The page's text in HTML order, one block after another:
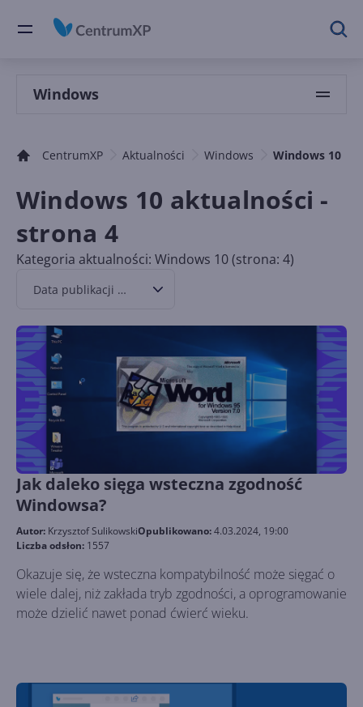
Windows
CentrumXP Aktualności Windows Windows 10
Windows 10 aktualności -
strona 4
Kategoria aktualności: Windows 10 (strona: 4)
Data publikacji malejąco
Jak daleko sięga wsteczna zgodność
Windowsa?
Autor: Krzysztof SulikowskiOpublikowano:4.03.2024, 19:00
Liczba odsłon: 1557
Okazuje się, że wsteczna kompatybilność może sięgać o
wiele dalej, niż zakłada tryb zgodności, a oprogramowanie
może dzielić nawet ponad ćwierć wieku.